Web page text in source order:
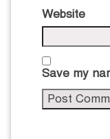
Website
Save my